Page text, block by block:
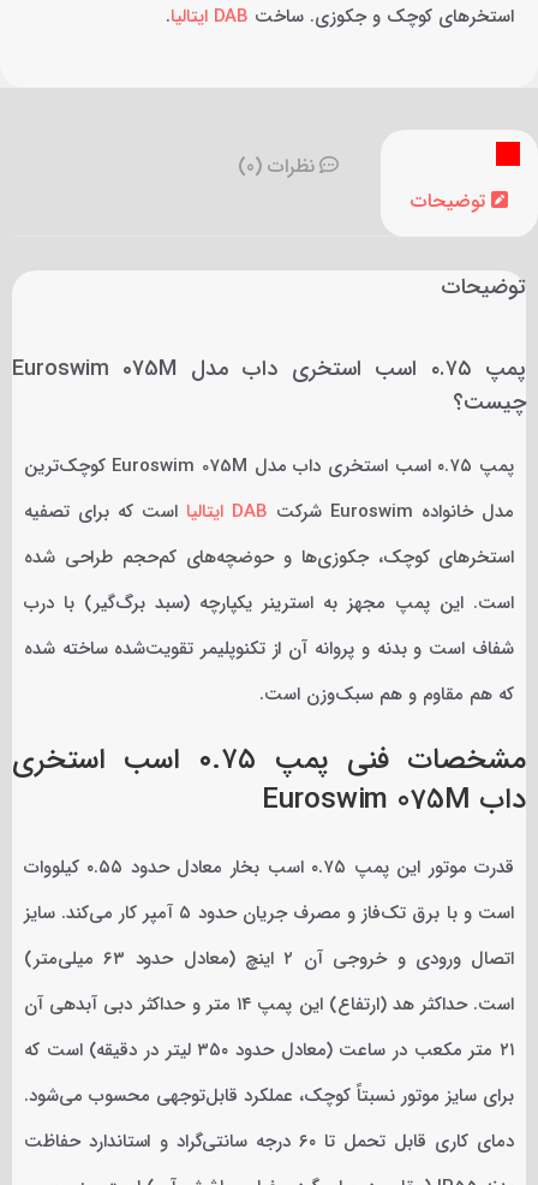
استخرهای کوچک و جکوزی. ساخت DAB ایتالیا .
توضیحات
نظرات (0)
توضیحات
پمپ ۰.۷۵ اسب استخری داب مدل Euroswim 075M
چیست؟
پمپ ۰.۷۵ اسب استخری داب مدل Euroswim 075M کوچک‌ترین
مدل خانواده Euroswim شرکت
DAB ایتالیا
است که برای تصفیه
استخرهای کوچک، جکوزی‌ها و حوضچه‌های کم‌حجم طراحی شده
است. این پمپ مجهز به استرینر یکپارچه (سبد برگ‌گیر) با درب
شفاف است و بدنه و پروانه آن از تکنوپلیمر تقویت‌شده ساخته شده
که هم مقاوم و هم سبک‌وزن است.
مشخصات فنی پمپ ۰.۷۵ اسب استخری
داب Euroswim 075M
قدرت موتور این پمپ ۰.۷۵ اسب بخار معادل حدود ۰.۵۵ کیلووات
است و با برق تک‌فاز و مصرف جریان حدود ۵ آمپر کار می‌کند. سایز
اتصال ورودی و خروجی آن ۲ اینچ (معادل حدود ۶۳ میلی‌متر)
است. حداکثر هد (ارتفاع) این پمپ ۱۴ متر و حداکثر دبی آبدهی آن
۲۱ متر مکعب در ساعت (معادل حدود ۳۵۰ لیتر در دقیقه) است که
برای سایز موتور نسبتاً کوچک، عملکرد قابل‌توجهی محسوب می‌شود.
دمای کاری قابل تحمل تا ۶۰ درجه سانتی‌گراد و استاندارد حفاظت